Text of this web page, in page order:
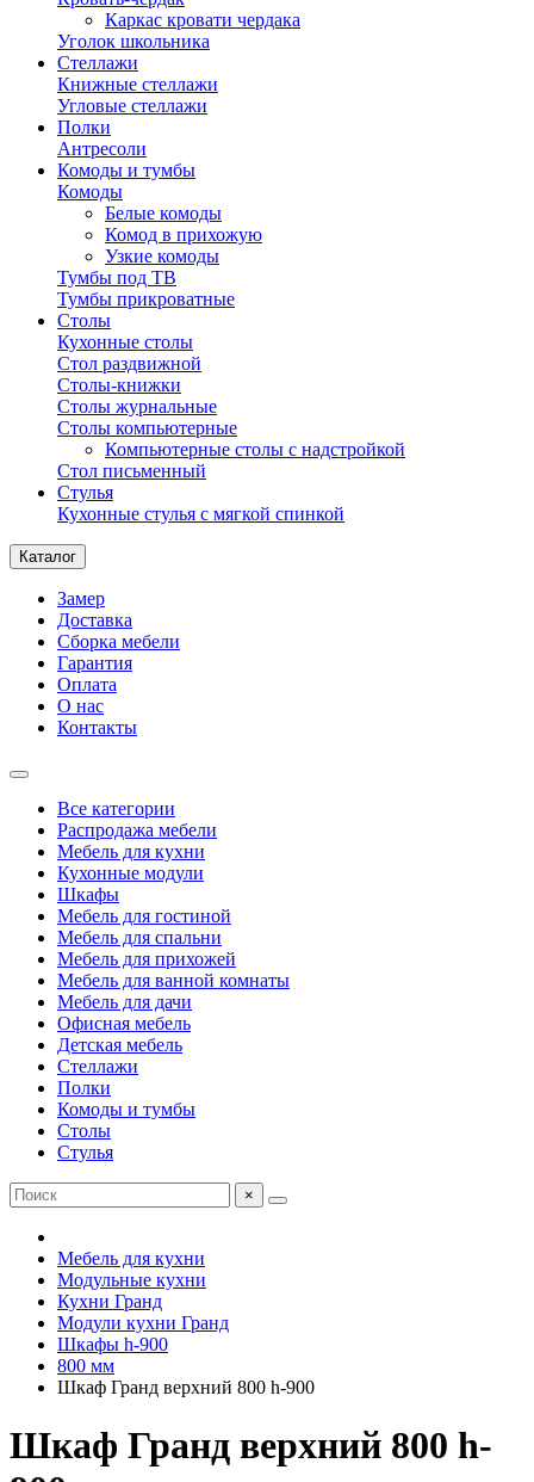
Каркас кровати чердака
Уголок школьника
Стеллажи
Книжные стеллажи
Угловые стеллажи
Полки
Антресоли
Комоды и тумбы
Комоды
Белые комоды
Комод в прихожую
Узкие комоды
Тумбы под ТВ
Тумбы прикроватные
Столы
Кухонные столы
Стол раздвижной
Столы-книжки
Столы журнальные
Столы компьютерные
Компьютерные столы с надстройкой
Стол письменный
Стулья
Кухонные стулья с мягкой спинкой
Каталог
Замер
Доставка
Сборка мебели
Гарантия
Оплата
О нас
Контакты
Все категории
Распродажа мебели
Мебель для кухни
Кухонные модули
Шкафы
Мебель для гостиной
Мебель для спальни
Мебель для прихожей
Мебель для ванной комнаты
Мебель для дачи
Офисная мебель
Детская мебель
Стеллажи
Полки
Комоды и тумбы
Столы
Стулья
×
Мебель для кухни
Модульные кухни
Кухни Гранд
Модули кухни Гранд
Шкафы h-900
800 мм
Шкаф Гранд верхний 800 h-900
Шкаф Гранд верхний 800 h-